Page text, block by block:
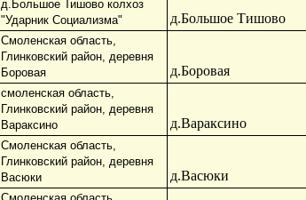
д.Большое Тишово колхоз
"Ударник Социализма"
д.Большое Тишово
Смоленская область,
Глинковский район, деревня
Боровая
д.Боровая
смоленская область,
Глинковский район, деревня
Вараксино
д.Вараксино
Смоленская область,
Глинковский район, деревня
Васюки
д.Васюки